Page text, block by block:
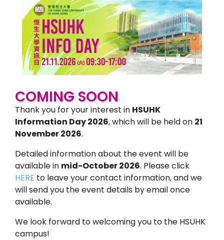
COMING SOON
Thank you for your interest in HSUHK
Information Day 2026, which will be held on 21
November 2026.
Detailed information about the event will be
available in mid-October 2026. Please click
HERE to leave your contact information, and we
will send you the event details by email once
available.
We look forward to welcoming you to the HSUHK
campus!